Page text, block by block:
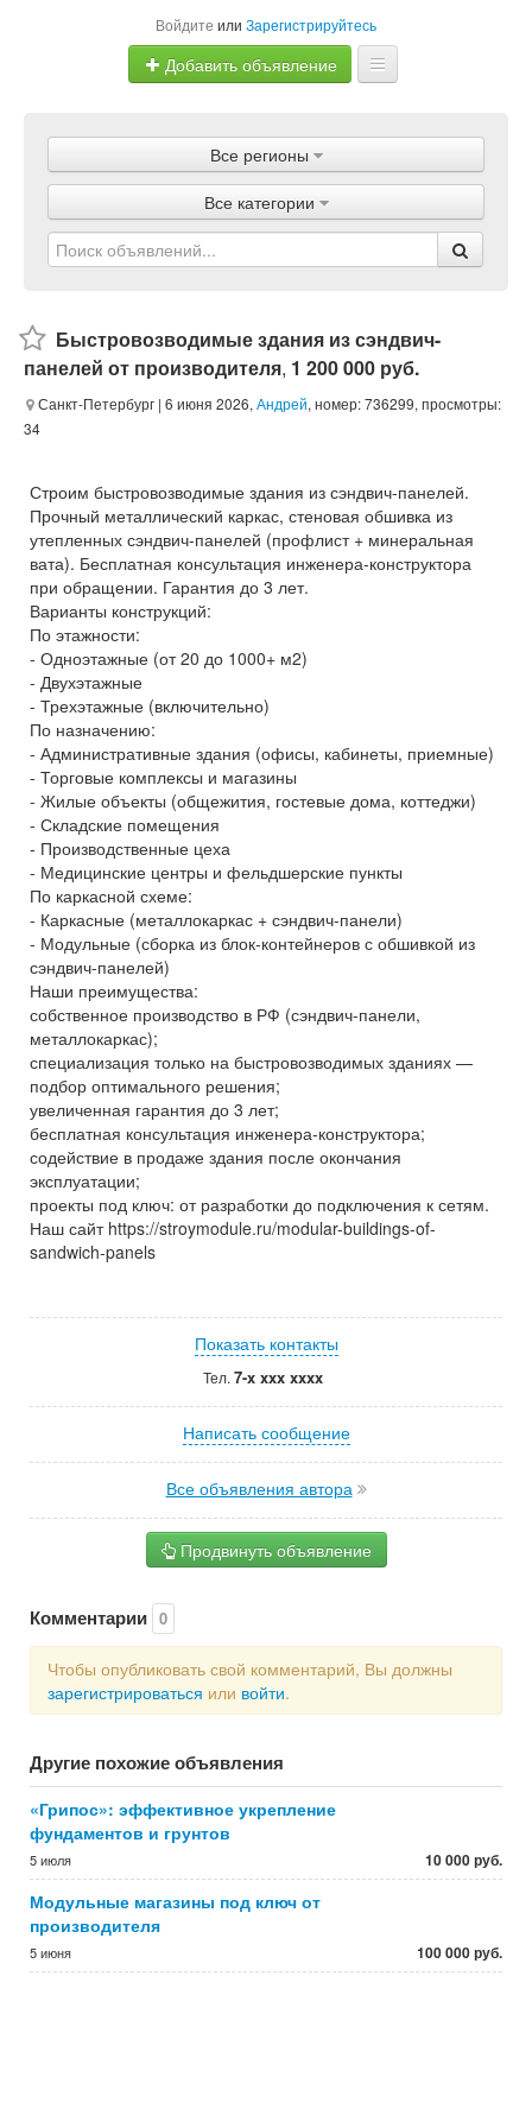
Войдите или Зарегистрируйтесь
Добавить объявление
Объявления
Магазины
Услуги
Все регионы
Все категории
Быстровозводимые здания из сэндвич-
панелей от производителя, 1 200 000 руб.
Санкт-Петербург | 6 июня 2026, Андрей, номер: 736299, просмотры:
34
Строим быстровозводимые здания из сэндвич-панелей.
Прочный металлический каркас, стеновая обшивка из
утепленных сэндвич-панелей (профлист + минеральная
вата). Бесплатная консультация инженера-конструктора
при обращении. Гарантия до 3 лет.
Варианты конструкций:
По этажности:
- Одноэтажные (от 20 до 1000+ м2)
- Двухэтажные
- Трехэтажные (включительно)
По назначению:
- Административные здания (офисы, кабинеты, приемные)
- Торговые комплексы и магазины
- Жилые объекты (общежития, гостевые дома, коттеджи)
- Складские помещения
- Производственные цеха
- Медицинские центры и фельдшерские пункты
По каркасной схеме:
- Каркасные (металлокаркас + сэндвич-панели)
- Модульные (сборка из блок-контейнеров с обшивкой из
сэндвич-панелей)
Наши преимущества:
собственное производство в РФ (сэндвич-панели,
металлокаркас);
специализация только на быстровозводимых зданиях —
подбор оптимального решения;
увеличенная гарантия до 3 лет;
бесплатная консультация инженера-конструктора;
содействие в продаже здания после окончания
эксплуатации;
проекты под ключ: от разработки до подключения к сетям.
Наш сайт https://stroymodule.ru/modular-buildings-of-
sandwich-panels
Показать контакты
Тел. 7-x xxx xxxx
Написать сообщение
Все объявления автора
Продвинуть объявление
Комментарии 0
Чтобы опубликовать свой комментарий, Вы должны
зарегистрироваться или войти.
Другие похожие объявления
«Грипос»: эффективное укрепление
фундаментов и грунтов
5 июля 10 000 руб.
Модульные магазины под ключ от
производителя
5 июня 100 000 руб.